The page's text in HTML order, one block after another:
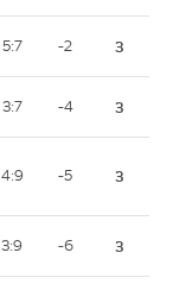
5:7 -2 3
3:7 -4 3
4:9 -5 3
3:9 -6 3